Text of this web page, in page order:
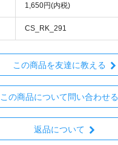
1,650円(内税)
CS_RK_291
この商品を友達に教える
この商品について問い合わせる
返品について